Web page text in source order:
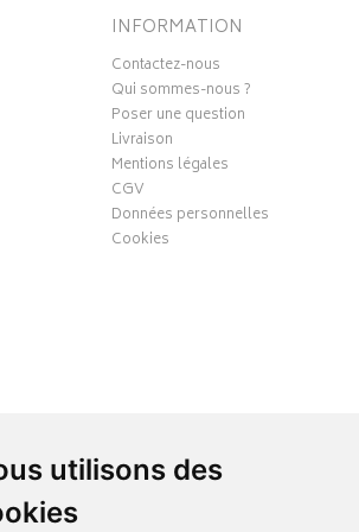
utilisons des
INFORMATION
Contactez-nous
Qui sommes-nous ?
Poser une question
Livraison
Mentions légales
CGV
Données personnelles
Cookies